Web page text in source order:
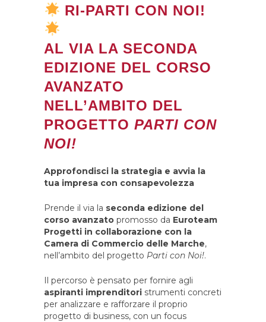
RI-PARTI CON NOI!
AL VIA LA SECONDA
EDIZIONE DEL CORSO
AVANZATO
NELL’AMBITO DEL
PROGETTO PARTI CON
NOI!
Approfondisci la strategia e avvia la
tua impresa con consapevolezza
Prende il via la seconda edizione del
corso avanzato promosso da Euroteam
Progetti in collaborazione con la
Camera di Commercio delle Marche,
nell’ambito del progetto Parti con Noi!.
Il percorso è pensato per fornire agli
aspiranti imprenditori strumenti concreti
per analizzare e rafforzare il proprio
progetto di business, con un focus